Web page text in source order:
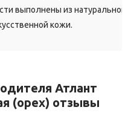
выполнены из
кожи.
Атлант
(орех) отзывы